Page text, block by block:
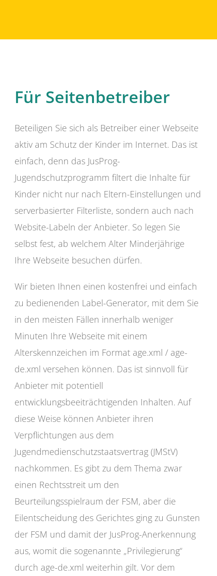
Für Seitenbetreiber
Beteiligen Sie sich als Betreiber einer Webseite
aktiv am Schutz der Kinder im Internet. Das ist
einfach, denn das JusProg-
Jugendschutzprogramm filtert die Inhalte für
Kinder nicht nur nach Eltern-Einstellungen und
serverbasierter Filterliste, sondern auch nach
Website-Labeln der Anbieter. So legen Sie
selbst fest, ab welchem Alter Minderjährige
Ihre Webseite besuchen dürfen.
Wir bieten Ihnen einen kostenfrei und einfach
zu bedienenden Label-Generator, mit dem Sie
in den meisten Fällen innerhalb weniger
Minuten Ihre Webseite mit einem
Alterskennzeichen im Format age.xml / age-
de.xml versehen können. Das ist sinnvoll für
Anbieter mit potentiell
entwicklungsbeeiträchtigenden Inhalten. Auf
diese Weise können Anbieter ihren
Verpflichtungen aus dem
Jugendmedienschutzstaatsvertrag (JMStV)
nachkommen. Es gibt zu dem Thema zwar
einen Rechtsstreit um den
Beurteilungsspielraum der FSM, aber die
Eilentscheidung des Gerichtes ging zu Gunsten
der FSM und damit der JusProg-Anerkennung
aus, womit die sogenannte „Privilegierung“
durch age-de.xml weiterhin gilt. Vor dem